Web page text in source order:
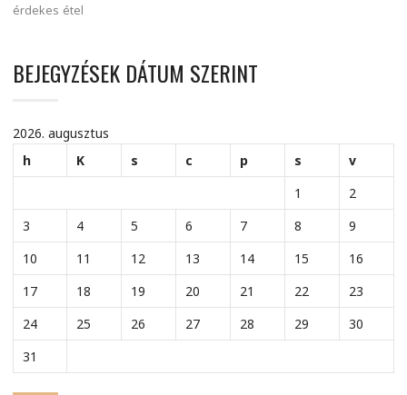
érdekes étel
BEJEGYZÉSEK DÁTUM SZERINT
2026. augusztus
h
K s c p s
v
1
2
3
4 5 6 7 8
9
10
11 12 13 14 15
16
17
18 19 20 21 22
23
24
25 26 27 28 29
30
31